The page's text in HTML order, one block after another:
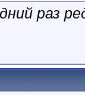
раз